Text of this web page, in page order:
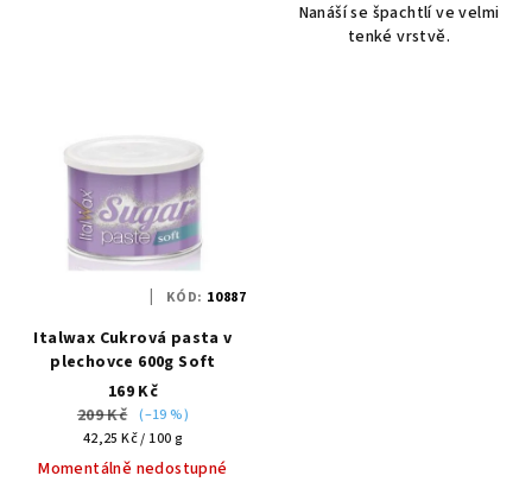
Nanáší se špachtlí ve velmi
tenké vrstvě.
Italwax Cukrová pasta v
plechovce 600g Soft
169 Kč
209 Kč (–19 %)
Měrná
cena:
42,25 Kč / 100 g
Momentálně nedostupné
KÓD: 10887